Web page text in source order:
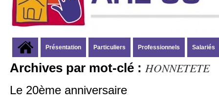
Présentation Particuliers Professionnels Salariés
Archives par mot-clé : HONNETETE
Le 20ème anniversaire